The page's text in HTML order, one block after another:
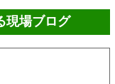
現場ブログ